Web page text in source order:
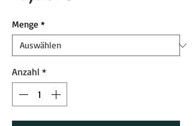
Menge *
Anzahl *